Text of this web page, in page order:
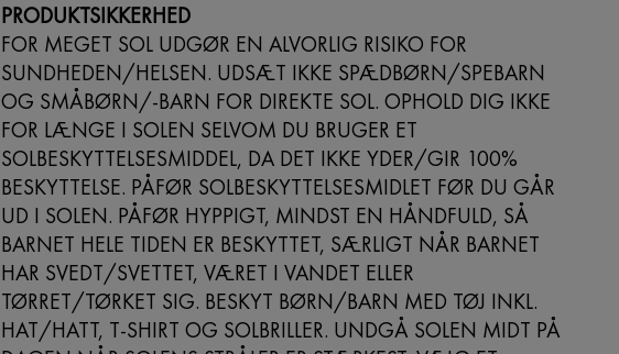
PRODUKTSIKKERHED
FOR MEGET SOL UDGØR EN ALVORLIG RISIKO FOR
SUNDHEDEN/HELSEN. UDSÆT IKKE SPÆDBØRN/SPEBARN
OG SMÅBØRN/-BARN FOR DIREKTE SOL. OPHOLD DIG IKKE
FOR LÆNGE I SOLEN SELVOM DU BRUGER ET
SOLBESKYTTELSESMIDDEL, DA DET IKKE YDER/GIR 100%
BESKYTTELSE. PÅFØR SOLBESKYTTELSESMIDLET FØR DU GÅR
UD I SOLEN. PÅFØR HYPPIGT, MINDST EN HÅNDFULD, SÅ
BARNET HELE TIDEN ER BESKYTTET, SÆRLIGT NÅR BARNET
HAR SVEDT/SVETTET, VÆRET I VANDET ELLER
TØRRET/TØRKET SIG. BESKYT BØRN/BARN MED TØJ INKL.
HAT/HATT, T-SHIRT OG SOLBRILLER. UNDGÅ SOLEN MIDT PÅ